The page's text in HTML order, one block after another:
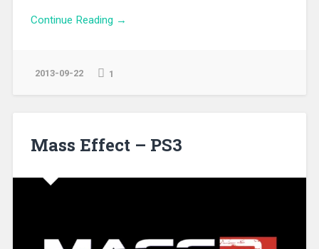
Continue Reading →
2013-09-22 1
Mass Effect – PS3